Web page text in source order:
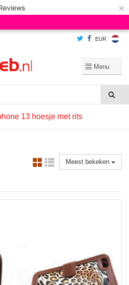
×
EUR
13 hoesje met rits
Meest bekeken
te verbeteren. Is dat akkoord?
Ja